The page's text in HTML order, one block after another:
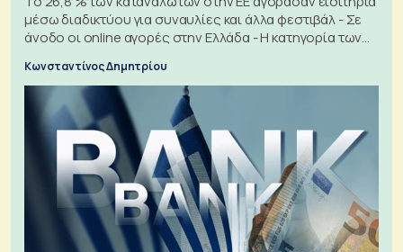
μέσω διαδικτύου για συναυλίες και άλλα φεστιβάλ - Σε
άνοδο οι online αγορές στην Ελλάδα - Η κατηγορία των
Κωνσταντίνος Δημητρίου